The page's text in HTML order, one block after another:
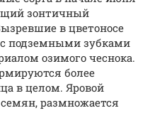
зонтичный
в цветоносе
подземными зубками
озимого чеснока.
более
в целом. Яровой
размножается